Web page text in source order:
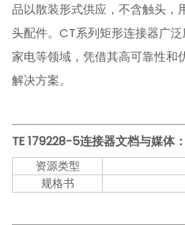
品以散装形式供应，不含触头，
头配件。CT系列矩形连接器广泛
家电等领域，凭借其高可靠性和
解决方案。
TE 179228-5连接器文档与媒体：
资源类型
规格书